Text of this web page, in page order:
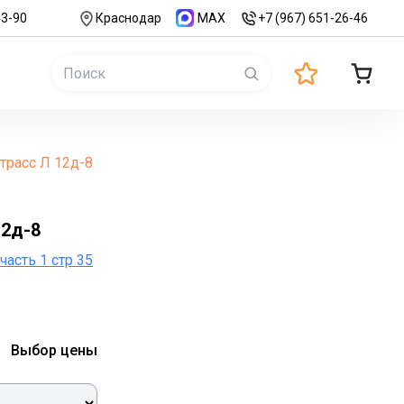
90 Краснодар MAX +7 (967) 651-26-46
Л 12д-8
8
1 стр 35
Выбор цены